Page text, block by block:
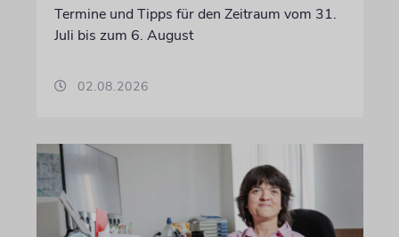
Termine und Tipps für den Zeitraum vom 31.
Juli bis zum 6. August
02.08.2026